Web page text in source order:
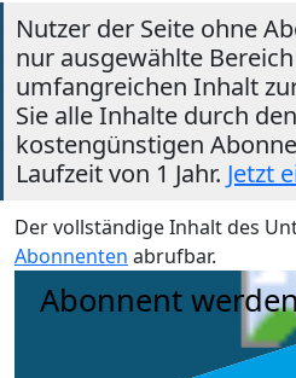
Nutzer der Seite ohne
nur ausgewählte
umfangreichen Inhalt
Sie alle Inhalte durch
kostengünstigen
Laufzeit von 1 Jahr. Jetzt
Der vollständige Inhalt des
Abonnenten abrufbar.
Abonnent